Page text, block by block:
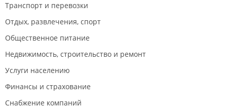
Транспорт и перевозки
Отдых, развлечения, спорт
Общественное питание
Недвижимость, строительство и ремонт
Услуги населению
Финансы и страхование
Снабжение компаний